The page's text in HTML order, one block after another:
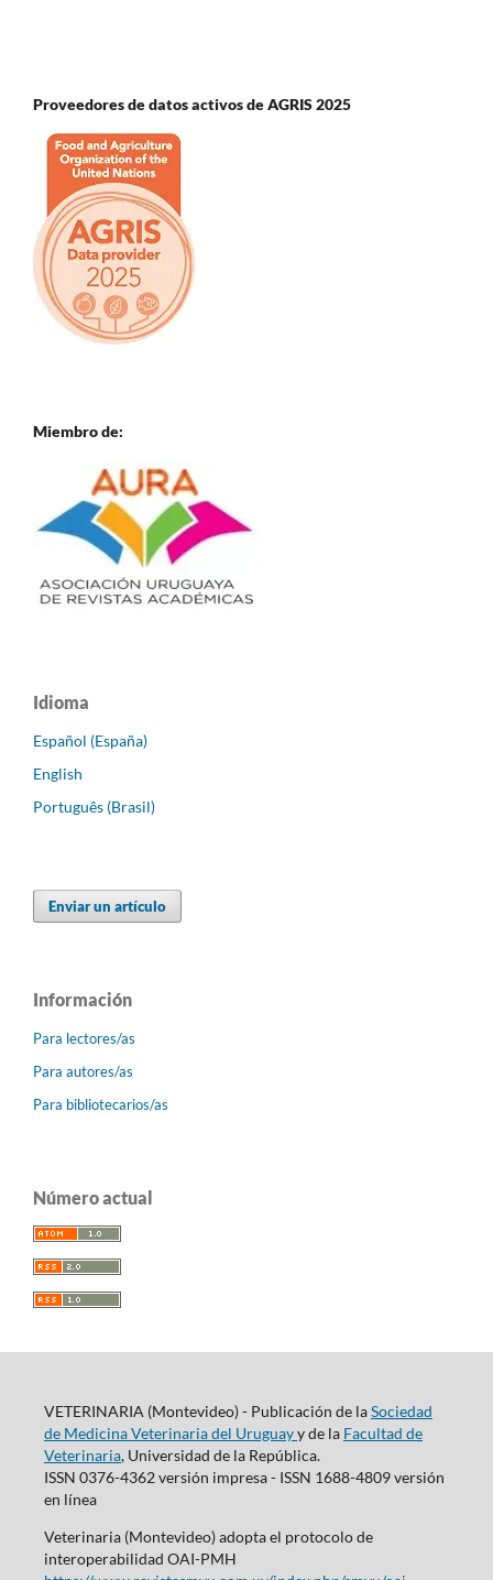
Proveedores de datos activos de AGRIS 2025
Miembro de:
Idioma
Español (España)
English
Português (Brasil)
Enviar un artículo
Información
Para lectores/as
Para autores/as
Para bibliotecarios/as
Número actual
VETERINARIA (Montevideo) - Publicación de laSociedad
de Medicina Veterinaria del Uruguayy de la Facultad de
Veterinaria, Universidad de la República.
ISSN 0376-4362 versión impresa - ISSN 1688-4809 versión
en línea
Veterinaria (Montevideo) adopta el protocolo de
interoperabilidad OAI-PMH